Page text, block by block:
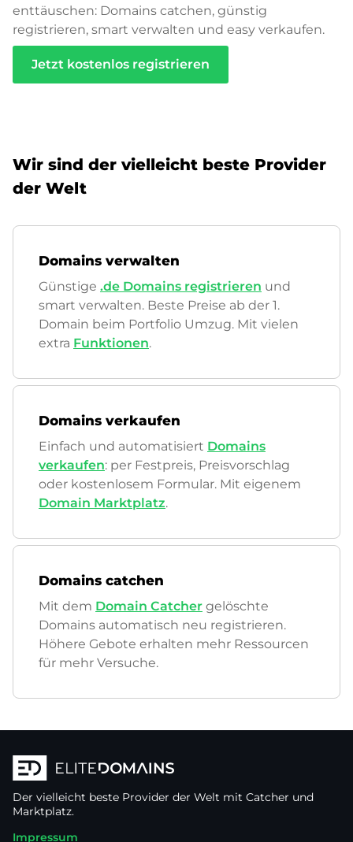
enttäuschen: Domains catchen, günstig
registrieren, smart verwalten und easy verkaufen.
Jetzt kostenlos registrieren
Wir sind der vielleicht beste Provider
der Welt
Domains verwalten
Günstige .de Domains registrieren und
smart verwalten. Beste Preise ab der 1.
Domain beim Portfolio Umzug. Mit vielen
extra Funktionen.
Domains verkaufen
Einfach und automatisiert Domains
verkaufen: per Festpreis, Preisvorschlag
oder kostenlosem Formular. Mit eigenem
Domain Marktplatz.
Domains catchen
Mit dem Domain Catcher gelöschte
Domains automatisch neu registrieren.
Höhere Gebote erhalten mehr Ressourcen
für mehr Versuche.
Der vielleicht beste Provider der Welt mit Catcher und
Marktplatz.
Impressum